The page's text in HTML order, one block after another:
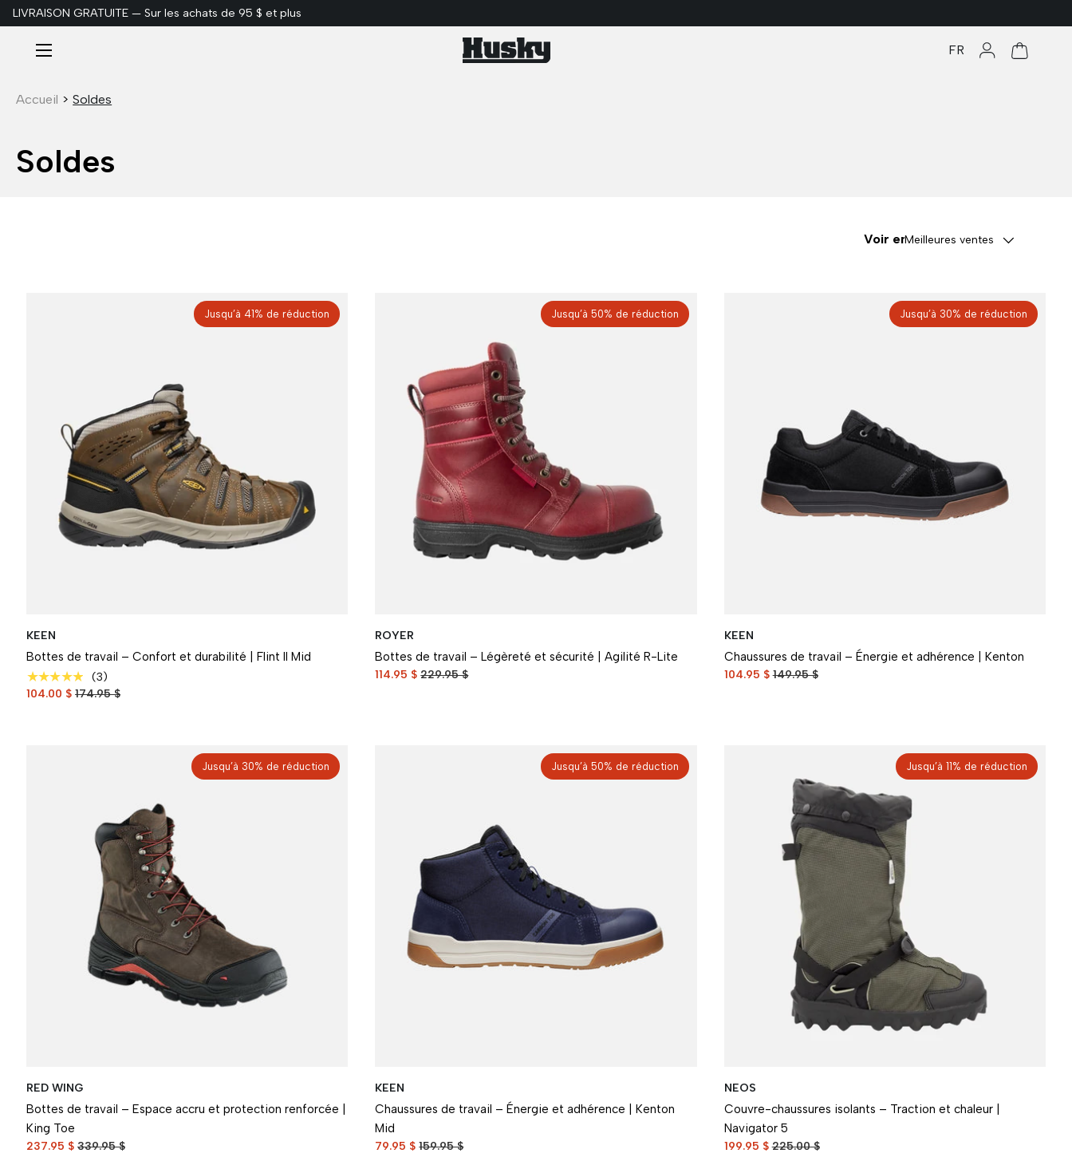
ALLER AU CONTENU
LIVRAISON GRATUITE — Sur les achats de 95 $ et plus
FR Se connecter
Panier
Menu
Accueil > Soldes
Soldes
Meilleures ventes
Voir en
Jusqu’à 41% de réduction
KEEN
Bottes de travail – Confort et durabilité | Flint II Mid
★★★★★
(3)
104.00 $ 174.95 $
Jusqu’à 50% de réduction
ROYER
Bottes de travail – Légèreté et sécurité | Agilité R-Lite
114.95 $ 229.95 $
Jusqu’à 30% de réduction
KEEN
Chaussures de travail – Énergie et adhérence | Kenton
104.95 $ 149.95 $
Jusqu’à 30% de réduction
RED WING
Bottes de travail – Espace accru et protection renforcée |
King Toe
237.95 $ 339.95 $
Jusqu’à 50% de réduction
KEEN
Chaussures de travail – Énergie et adhérence | Kenton
Mid
79.95 $ 159.95 $
Jusqu’à 11% de réduction
NEOS
Couvre-chaussures isolants – Traction et chaleur |
Navigator 5
199.95 $ 225.00 $